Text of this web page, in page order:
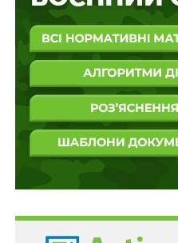
документообігу
ресурсів Національної
мережі та/або
зв’язку, а також ресурсів
комунікаційних мереж та/
Експериментальний
протягом двох років з дня
постановою.
Також зверніть увагуна
Суду щодо кримінальних
з війною,та збірник